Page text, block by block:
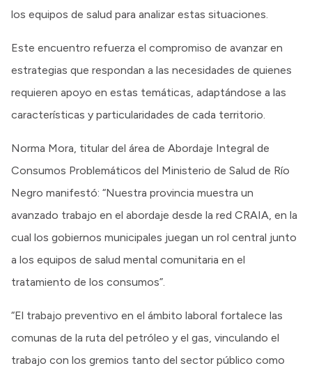
los equipos de salud para analizar estas situaciones.
Este encuentro refuerza el compromiso de avanzar en
estrategias que respondan a las necesidades de quienes
requieren apoyo en estas temáticas, adaptándose a las
características y particularidades de cada territorio.
Norma Mora, titular del área de Abordaje Integral de
Consumos Problemáticos del Ministerio de Salud de Río
Negro manifestó: “Nuestra provincia muestra un
avanzado trabajo en el abordaje desde la red CRAIA, en la
cual los gobiernos municipales juegan un rol central junto
a los equipos de salud mental comunitaria en el
tratamiento de los consumos”.
“El trabajo preventivo en el ámbito laboral fortalece las
comunas de la ruta del petróleo y el gas, vinculando el
trabajo con los gremios tanto del sector público como